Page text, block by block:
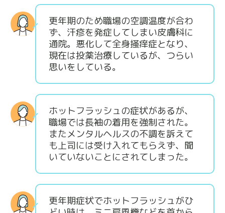
更年期のため職場の空調温度が合わ
ず、汗疹を発症してしまい皮膚科に
通院。悪化して全身掻痒症となり、
現在は投薬治療しているが、つらい
思いをしている。
ホットフラッシュの症状があるが、
職場では長袖の着用を強制された。
またメンタルヘルスの不調を訴えて
も上司には受け入れてもらえず、聞
いていないことにされてしまった。
更年期症状でホットフラッシュがひ